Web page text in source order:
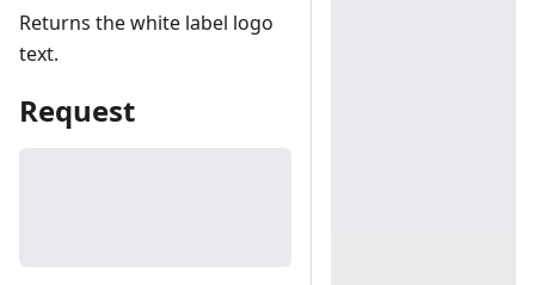
Returns the white label logo
text.
Request